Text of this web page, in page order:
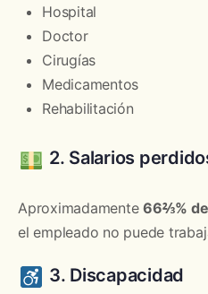
Hospital
Doctor
Cirugías
Medicamentos
Rehabilitación
2. Salarios
Aproximadamente66⅔%
el empleado no puede
3. Discapacidad